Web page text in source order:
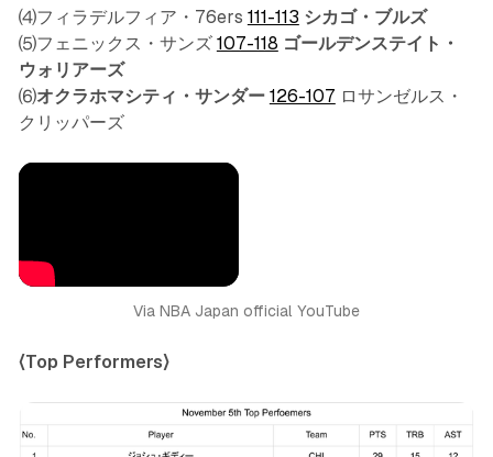
⑷フィラデルフィア・76ers 111-113 シカゴ・ブルズ
⑸フェニックス・サンズ 107-118 ゴールデンステイト・
ウォリアーズ
⑹オクラホマシティ・サンダー 126-107 ロサンゼルス・
クリッパーズ
Via NBA Japan official YouTube
〈Top Performers〉